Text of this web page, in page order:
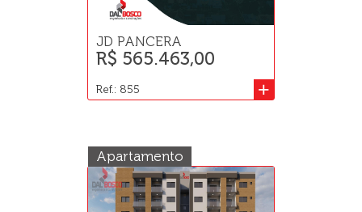
JD PANCERA
R$ 565.463,00
+
Ref.: 855
Apartamento